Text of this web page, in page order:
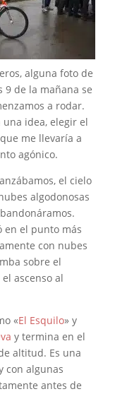
alguna foto de
9 de la mañana se
a rodar.
idea, elegir el
me llevaría a
agónico.
el cielo
algodonosas
en el punto más
con nubes
sobre el
ascenso al
«El Esquilo» y
y termina en el
altitud. Es una
con algunas
antes de